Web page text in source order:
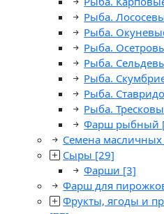
Рыба.
Рыба.
Рыба.
Рыба.
Рыба.
Рыба.
Рыба.
Фарш рыбный
Семена масличных
Сыры [29]
Фарши [3]
Фарш для
Фрукты, ягоды и